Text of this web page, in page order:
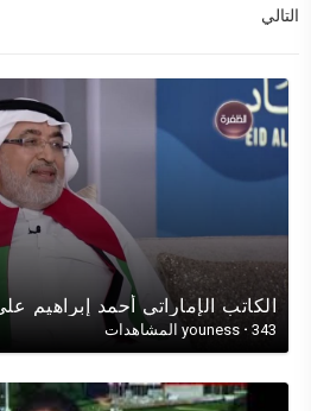
التالي
youness · 343 المشاهدات